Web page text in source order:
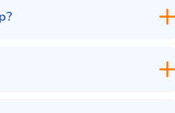
102 797 ₽ ✓ В наличии